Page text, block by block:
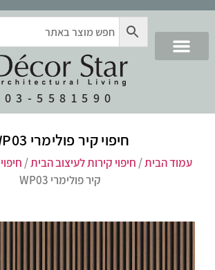
03-5581590
חיפוי קיר פולימרי WP03
עמוד הבית/ חיפוי קירות לעיצוב הבית/
קיר פולימרי WP03